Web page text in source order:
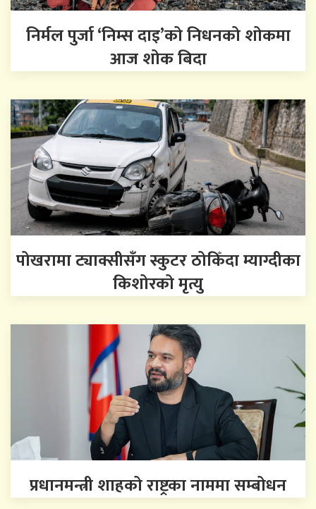
निर्मल पुर्जा ‘निम्स दाइ’को निधनको शोकमा
आज शोक बिदा
पोखरामा ट्याक्सीसँग स्कुटर ठोकिँदा म्याग्दीका
किशोरको मृत्यु
प्रधानमन्त्री शाहको राष्ट्रका नाममा सम्बोधन